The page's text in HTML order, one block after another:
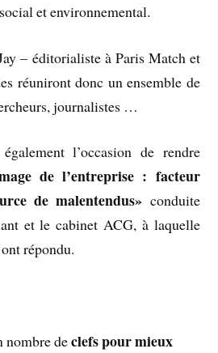
et environnemental.
– éditorialiste à Paris Match et
réuniront donc un ensemble de
journalistes …
l’occasion de rendre
de l’entreprise : facteur
de malentendus» conduite
et le cabinet ACG, à laquelle
répondu.
nombre declefs pour mieux